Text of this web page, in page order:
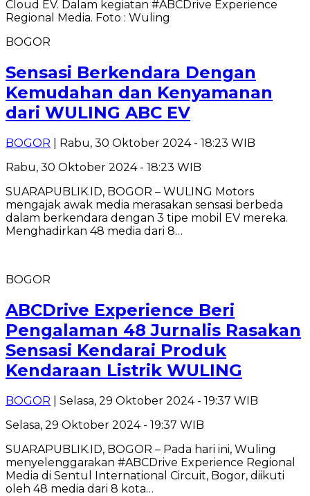
BOGOR
Sensasi Berkendara Dengan
Kemudahan dan Kenyamanan
dari WULING ABC EV
BOGOR | Rabu, 30 Oktober 2024 - 18:23 WIB
Rabu, 30 Oktober 2024 - 18:23 WIB
SUARAPUBLIK.ID, BOGOR – WULING Motors
mengajak awak media merasakan sensasi berbeda
dalam berkendara dengan 3 tipe mobil EV mereka.
Menghadirkan 48 media dari 8…
BOGOR
ABCDrive Experience Beri
Pengalaman 48 Jurnalis Rasakan
Sensasi Kendarai Produk
Kendaraan Listrik WULING
BOGOR | Selasa, 29 Oktober 2024 - 19:37 WIB
Selasa, 29 Oktober 2024 - 19:37 WIB
SUARAPUBLIK.ID, BOGOR – Pada hari ini, Wuling
menyelenggarakan #ABCDrive Experience Regional
Media di Sentul International Circuit, Bogor, diikuti
oleh 48 media dari 8 kota…